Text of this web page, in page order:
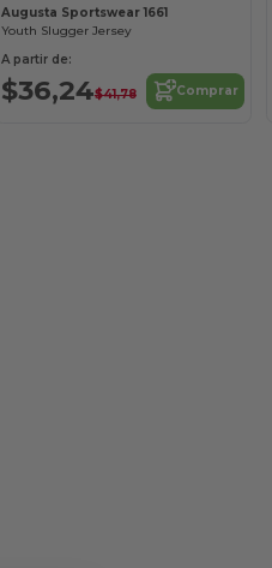
Augusta Sportswear 1661
Youth Slugger Jersey
A partir de:
$36,24$41,78 Comprar